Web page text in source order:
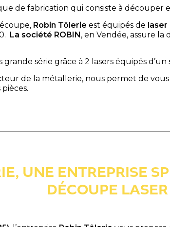
de fabrication qui consiste à découper
Robin Tôlerie est équipés de laser
La société ROBIN, en Vendée, assure la
série grâce à 2 lasers équipés
de la métallerie, nous permet de
UNE ENTREPRISE
DÉCOUPE LASER